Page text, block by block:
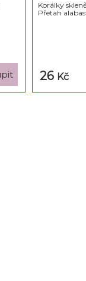
Korálky
Přetah
26 Kč